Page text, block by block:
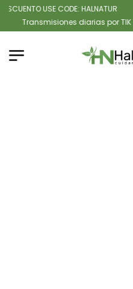
USE CODE: HALNATUR
Transmisiones diarias por TIK TOK